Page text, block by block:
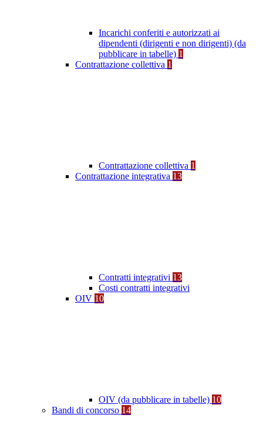
Incarichi conferiti e autorizzati ai
dipendenti (dirigenti e non dirigenti) (da
pubblicare in tabelle) 1
Contrattazione collettiva 1
Contrattazione collettiva 1
Contrattazione integrativa 13
Contratti integrativi 13
Costi contratti integrativi
OIV 10
OIV (da pubblicare in tabelle) 10
Bandi di concorso 14